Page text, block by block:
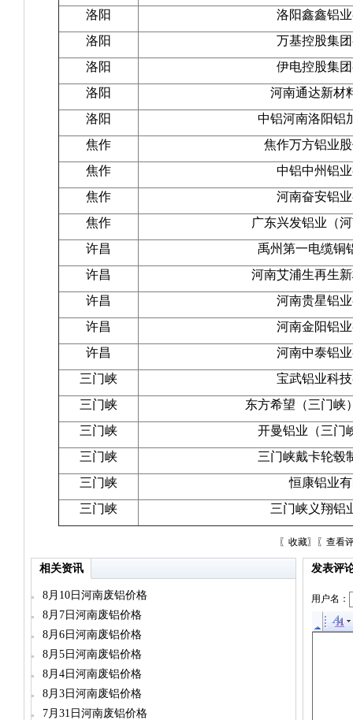
洛阳
洛阳鑫鑫铝
洛阳
万基控股集
洛阳
伊电控股集
洛阳
河南通达新材
洛阳
中铝河南洛阳铝
焦作
焦作万方铝业
焦作
中铝中州铝
焦作
河南奋安铝
焦作
广东兴发铝业（
许昌
禹州第一电缆铜
许昌
河南艾浦生再生
许昌
河南贵星铝
许昌
河南金阳铝
许昌
河南中泰铝
三门峡
宝武铝业科
三门峡
东方希望（三门峡
三门峡
开曼铝业（三门
三门峡
三门峡戴卡轮毂
三门峡
恒康铝业
三门峡
三门峡义翔铝
〖 收藏〗〖 查看
相关资讯
8月10日河南废铝价格
8月7日河南废铝价格
8月6日河南废铝价格
8月5日河南废铝价格
8月4日河南废铝价格
8月3日河南废铝价格
7月31日河南废铝价格
发表评
用户名：